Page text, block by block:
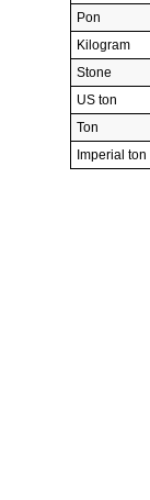
Pon
Kilogram
Stone
US ton
Ton
Imperial ton